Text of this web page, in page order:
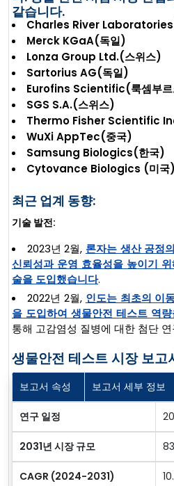
같습니다.
Charles River
Merck KGaA(독일)
Lonza Group Ltd.(스위스)
Sartorius AG(독일)
Eurofins Scientific(룩셈부
SGS S.A.(스위스)
Thermo Fisher Scientific
WuXi AppTec(중국)
Samsung Biologics(한국)
Cytovance Biologics (미국)
최근 업계 동향:
기술 발전:
2023년 2월, 론자는 생산 공정
신뢰성과 운영 효율성을 높이기
술을 도입했습니다.
2022년 2월, 인도는 최초의 이
을 도입하여 생물안전 테스트 역
통해 고감염성 질병에 대한 첨단
생물안전 테스트 시장 보고
보고서 속성 보고서 세부 정보
연구 일정
2031년 시장 규모
CAGR (2024-2031)